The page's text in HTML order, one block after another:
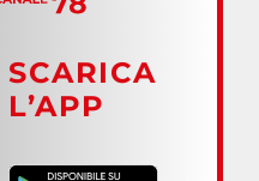
SCARICA
L’APP